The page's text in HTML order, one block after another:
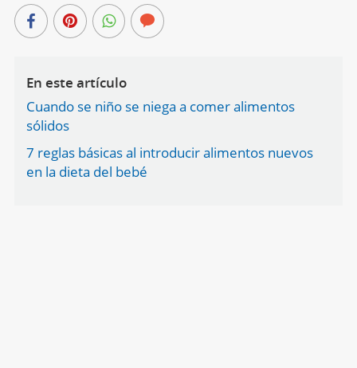
En este artículo
Cuando se niño se niega a comer alimentos
sólidos
7 reglas básicas al introducir alimentos nuevos
en la dieta del bebé